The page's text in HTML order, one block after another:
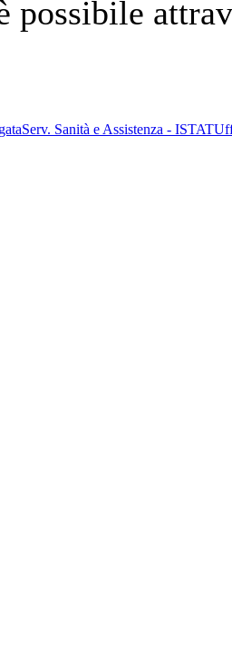
possibile
Serv. Sanità e Assistenza - ISTAT